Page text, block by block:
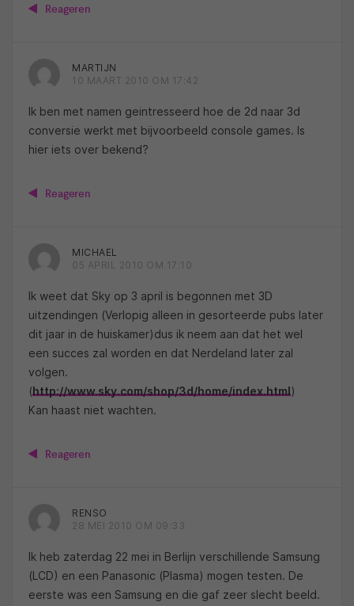
Reageren
MARTIJN
10 MAART 2010 OM 17:42
Ik ben met namen geintresseerd hoe de 2d naar 3d
conversie werkt met bijvoorbeeld console games. Is
hier iets over bekend?
Reageren
MICHAEL
05 APRIL 2010 OM 17:10
Ik weet dat Sky op 3 april is begonnen met 3D
uitzendingen (Verlopig alleen in gesorteerde pubs later
dit jaar in de huiskamer)dus ik neem aan dat het wel
een succes zal worden en dat Nerdeland later zal
volgen.
(http://www.sky.com/shop/3d/home/index.html)
Kan haast niet wachten.
Reageren
RENSO
28 MEI 2010 OM 09:33
Ik heb zaterdag 22 mei in Berlijn verschillende Samsung
(LCD) en een Panasonic (Plasma) mogen testen. De
eerste was een Samsung en die gaf zeer slecht beeld.